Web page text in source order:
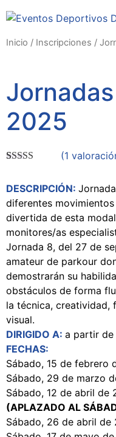
al
contenido
Inicio / Inscripciones /
2025
basado en
puntuación
de cliente
(1
DESCRIPCIÓN:
diferentes
divertida de esta
monitores/as
Jornada 8, del 27 de
amateur de parkour
demostrarán su
obstáculos de forma
la técnica, creatividad,
visual.
DIRIGIDO A: a partir de
FECHAS:
Sábado, 15 de febrero
Sábado, 29 de marzo
Sábado, 12 de abril de
(APLAZADO AL
Sábado, 26 de abril de